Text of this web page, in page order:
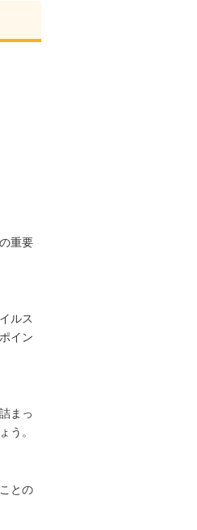
重要
ルス
イン
まっ
う。
との